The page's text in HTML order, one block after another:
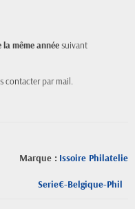
même annéesuivant
contacter par mail.
Marque : Issoire Philatelie
Serie€-Belgique-Phil